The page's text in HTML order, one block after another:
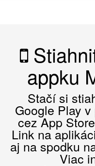
appku
Stačí si
Google Play
cez App
Link na
aj na spodku
Viac